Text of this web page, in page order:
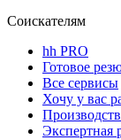
Соискателям
hh PRO
Готовое
Все сервисы
Хочу у вас
Экспертная